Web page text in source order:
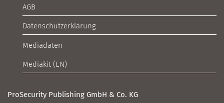
AGB
Datenschutzerklärung
Mediadaten
Mediakit (EN)
ProSecurity Publishing GmbH & Co. KG